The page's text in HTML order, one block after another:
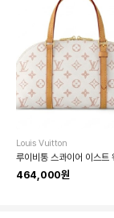
Louis Vuitton
464,000원